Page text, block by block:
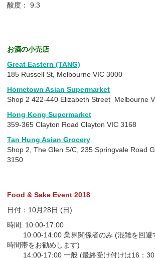
酸度： 9.3
お酒の小売店
Great Eastern (TANG)
185 Russell St, Melbourne VIC 3000
Hometown Asian Supermarket
Shop 2 422-440 Elizabeth Street Melbourne
Hong Kong Supermarket
359-365 Clayton Road Clayton VIC 3168
Tan Hung Asian Grocery
Shop 2, The Glen S/C, 235 Springvale Road
3150
Food & Sake Event 2018
日付：10月28日 (日)
時間: 10:00-17:00
10:00-14:00 業界関係者のみ (混雑を回避
時間帯をお勧めします)
14:00-17:00 一般 (最終受け付けは16：30